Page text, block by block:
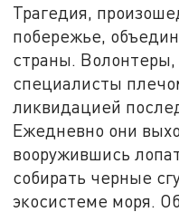
Трагедия,
побережье,
страны.
специалисты
ликвидацией
Ежедневно они
вооружившись
собирать черные
экосистеме моря.